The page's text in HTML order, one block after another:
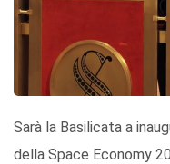
Sarà la Basilicata a
della Space Economy